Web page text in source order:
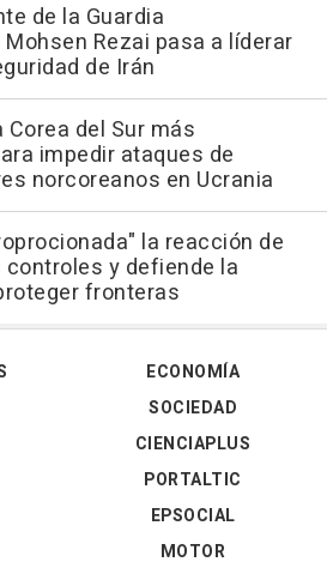
de la Guardia
Rezai pasa a líderar
de Irán
del Sur más
impedir ataques de
norcoreanos en Ucrania
la reacción de
y defiende la
fronteras
ECONOMÍA
SOCIEDAD
CIENCIAPLUS
PORTALTIC
EPSOCIAL
MOTOR